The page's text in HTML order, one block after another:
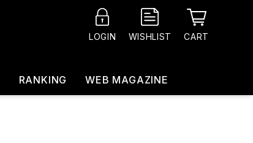
LOGIN WISHLIST CART
RANKING WEB MAGAZINE